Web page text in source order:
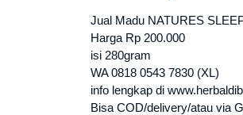
Jual Madu NATURES
Harga Rp 200.000
isi 280gram
WA 0818 0543 7830 (XL)
info lengkap di
Bisa COD/delivery/atau via